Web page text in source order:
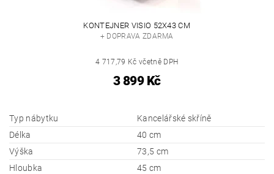
KONTEJNER VISIO 52X43 CM
+ DOPRAVA ZDARMA
4 717,79 Kč včetně DPH
3 899 Kč
Typ nábytku
Kancelářské skříně
Délka
40 cm
Výška
73,5 cm
Hloubka
45 cm